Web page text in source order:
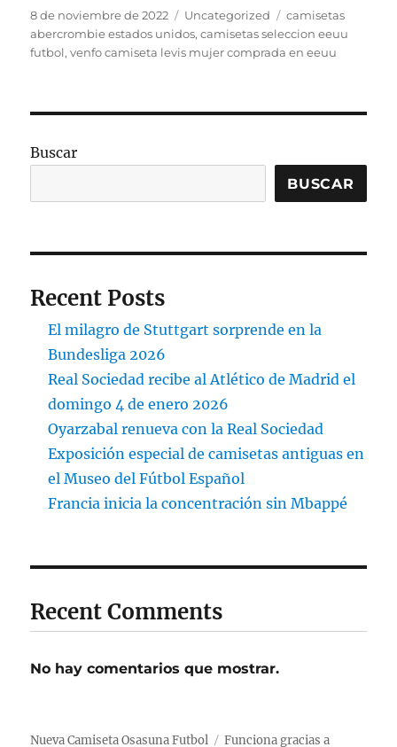
Publicado
el
8 de noviembre de 2022 Categorías
Uncategorized Etiquetas
camisetas
abercrombie estados unidos,camisetas seleccion eeuu
futbol,venfo camiseta levis mujer comprada en eeuu
Buscar
BUSCAR
Recent Posts
El milagro de Stuttgart sorprende en la
Bundesliga 2026
Real Sociedad recibe al Atlético de Madrid el
domingo 4 de enero 2026
Oyarzabal renueva con la Real Sociedad
Exposición especial de camisetas antiguas en
el Museo del Fútbol Español
Francia inicia la concentración sin Mbappé
Recent Comments
No hay comentarios que mostrar.
Nueva Camiseta Osasuna Futbol Funciona gracias a